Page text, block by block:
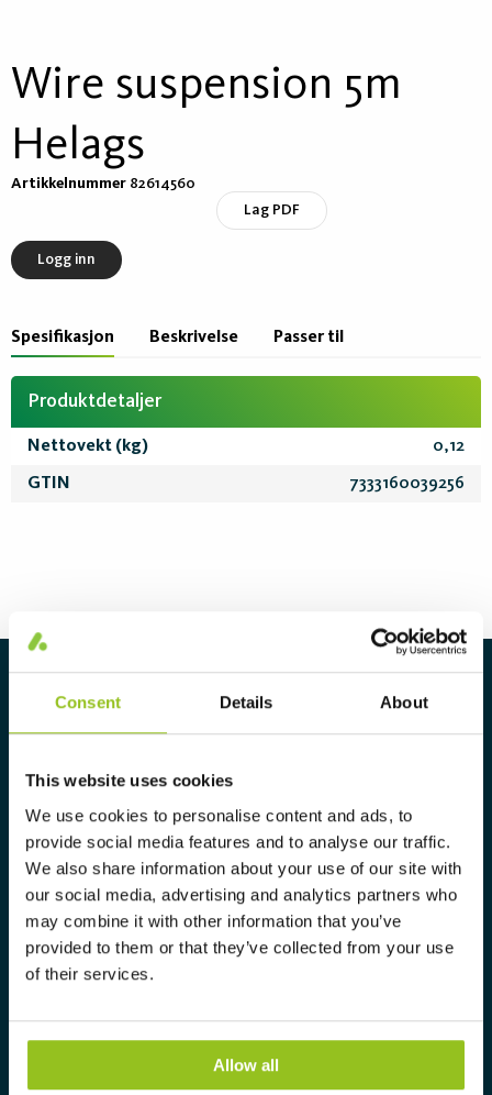
Consent Details About
This website uses cookies
We use cookies to personalise content and ads, to
provide social media features and to analyse our traffic.
We also share information about your use of our site with
our social media, advertising and analytics partners who
may combine it with other information that you’ve
provided to them or that they’ve collected from your use
of their services.
Allow all
Wire suspension 5m
Helags
Artikkelnummer 82614560
Lag PDF
Logg inn
Spesifikasjon Beskrivelse Passer til
Produktdetaljer
Nettovekt (kg) 0,12
GTIN 7333160039256
videreutviklet vår ekspertise innen
belysning og tilbyr markedet et
komplett utvalg av skreddersydde,
høyteknologiske og bærekraftige
belysningsløsninger.
aura@auralight.no
22-88 39 00